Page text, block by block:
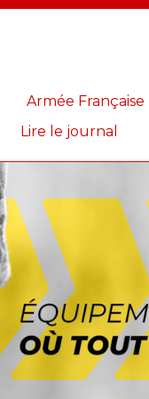
Armée Française
Lire le journal